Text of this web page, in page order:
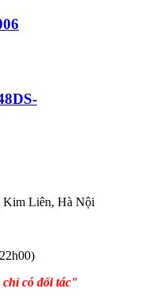
Kim Liên, Hà Nội
có đối tác"